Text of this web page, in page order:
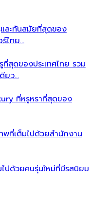
ละทันสมัยที่สุดของ
ไทย…
สุดของประเทศไทย รวม
ยว…
ที่หรูหราที่สุดของ
พที่เต็มไปด้วยสำนักงาน
ปด้วยคนรุ่นใหม่ที่มีรสนิยม